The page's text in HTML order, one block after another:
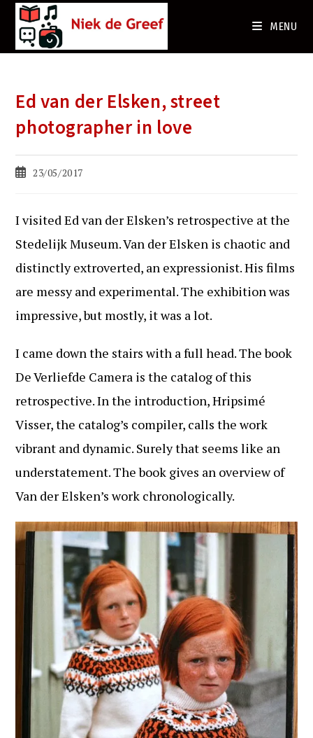
MENU
Ed van der Elsken, street
photographer in love
Bericht23/05/2017
I visited Ed van der Elsken’s retrospective at the
Stedelijk Museum. Van der Elsken is chaotic and
distinctly extroverted, an expressionist. His films
are messy and experimental. The exhibition was
impressive, but mostly, it was a lot.
I came down the stairs with a full head. The book
De Verliefde Camera is the catalog of this
retrospective. In the introduction, Hripsimé
Visser, the catalog’s compiler, calls the work
vibrant and dynamic. Surely that seems like an
understatement. The book gives an overview of
Van der Elsken’s work chronologically.